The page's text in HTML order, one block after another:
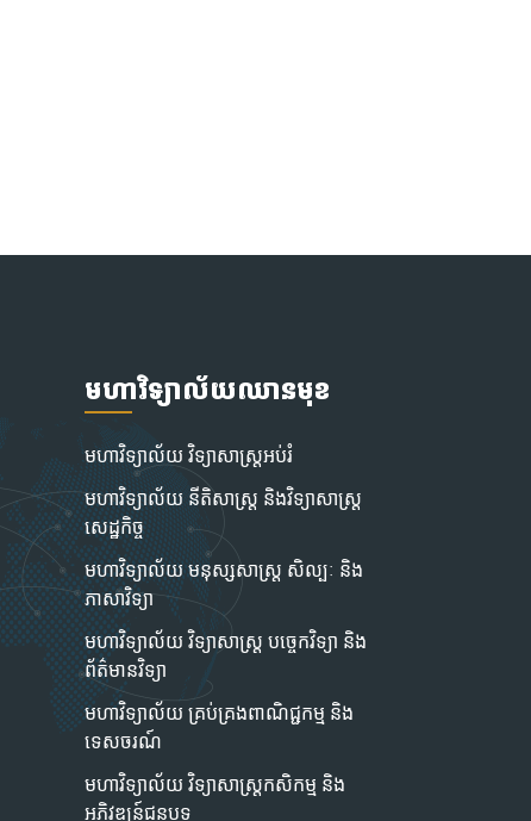
មហាវិទ្យាល័យឈានមុខ
មហាវិទ្យាល័យ វិទ្យាសាស្រ្តអប់រំ
មហាវិទ្យាល័យ នីតិសាស្រ្ត និងវិទ្យាសាស្ត្រ
សេដ្ឋកិច្ច
មហាវិទ្យាល័យ មនុស្សសាស្រ្ត សិល្បៈ និង
ភាសាវិទ្យា
មហាវិទ្យាល័យ វិទ្យាសាស្ត្រ បច្ចេកវិទ្យា និង
ព័ត៌មានវិទ្យា
មហាវិទ្យាល័យ គ្រប់គ្រងពាណិជ្ជកម្ម និង
ទេសចរណ៍
មហាវិទ្យាល័យ វិទ្យាសាស្ត្រកសិកម្ម និង
អភិវឌ្ឍន៍ជនបទ